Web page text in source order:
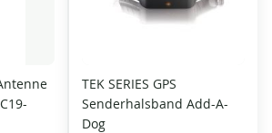
TEK SERIES GPS
Senderhalsband Add-A-
Dog